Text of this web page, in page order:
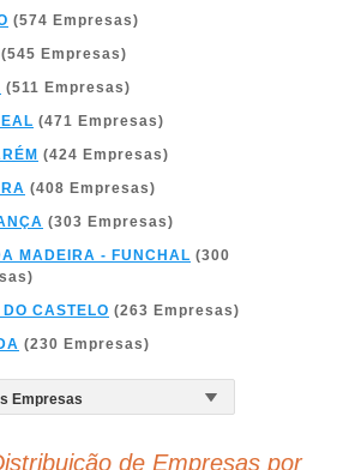
(574 Empresas)
(545 Empresas)
(511 Empresas)
(471 Empresas)
(424 Empresas)
(408 Empresas)
(303 Empresas)
MADEIRA - FUNCHAL (300
CASTELO (263 Empresas)
(230 Empresas)
de Empresas por